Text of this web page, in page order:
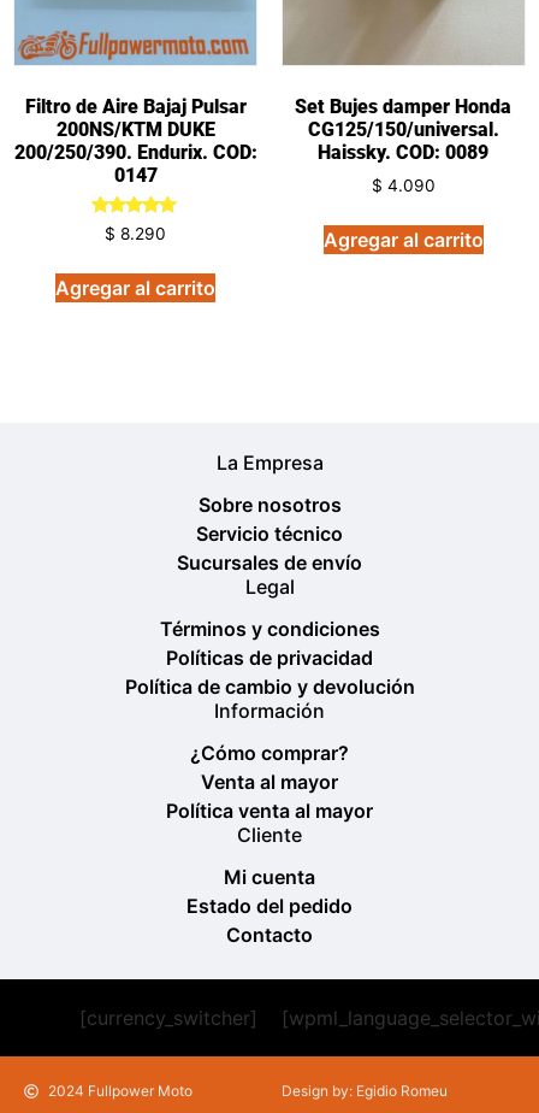
Filtro de Aire Bajaj Pulsar
200NS/KTM DUKE
200/250/390. Endurix. COD:
0147
Valorado
en
de 5
$ 8.290
Agregar al carrito
Set Bujes damper Honda
CG125/150/universal.
Haissky. COD: 0089
$ 4.090
Agregar al carrito
La Empresa
Sobre nosotros
Servicio técnico
Sucursales de envío
Legal
Términos y condiciones
Políticas de privacidad
Política de cambio y devolución
Información
¿Cómo comprar?
Venta al mayor
Política venta al mayor
Cliente
Mi cuenta
Estado del pedido
Contacto
[currency_switcher]
2024 Fullpower Moto Design by: Egidio Romeu